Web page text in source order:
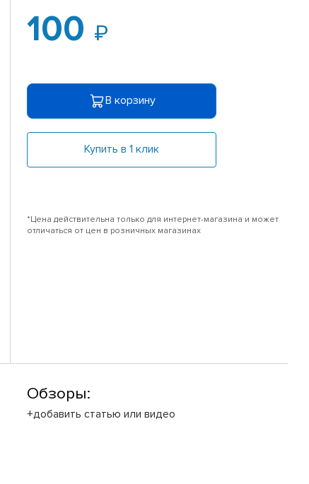
100
В корзину
Купить в 1 клик
*Цена действительна только для интернет-магазина и может
отличаться от цен в розничных магазинах
Обзоры:
+добавить статью или видео